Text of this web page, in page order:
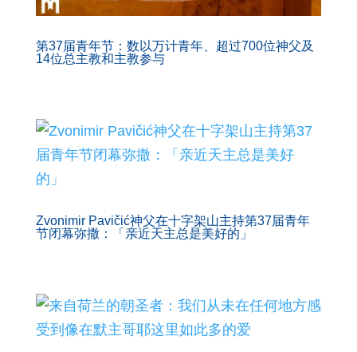
第37届青年节：数以万计青年、超过700位神父及
14位总主教和主教参与
Zvonimir Pavičić神父在十字架山主持第37届青年
节闭幕弥撒：「亲近天主总是美好的」